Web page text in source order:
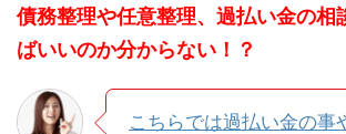
債務整理や任意整理、過払い金の相
ばいいのか分からない！？
こちらでは過払い金の事